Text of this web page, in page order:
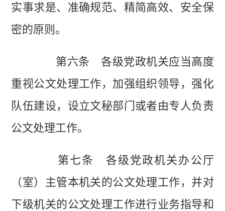
实事求是、准确规范、精简高效、安全保
密的原则。
第六条 各级党政机关应当高度
重视公文处理工作，加强组织领导，强化
队伍建设，设立文秘部门或者由专人负责
公文处理工作。
第七条 各级党政机关办公厅
（室）主管本机关的公文处理工作，并对
下级机关的公文处理工作进行业务指导和